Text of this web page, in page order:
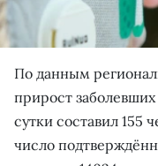
По данным
прирост
сутки составил 155
число